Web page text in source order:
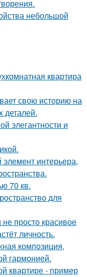
небольшой
квартира
свою историю на
деталей.
элегантности и
интерьера,
70 кв.
для
просто красивое
личность.
композиция,
гармонией.
квартире - пример